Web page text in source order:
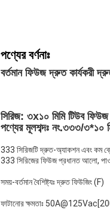
পণ্যের বর্ণনাঃ
বর্তমান ফিউজ দ্রুত কার্যকরী
সিরিজ: ৩x১০ মিমি টিউব ফিউজ
পণ্যের মূলশব্দঃ নং.৩৩৩/৩*১০
333 সিরিজটি দ্রুত-অ্যাকশন এবং কম
333 সিরিজের ফিউজ প্রধানত আলো,
সময়-বর্তমান বৈশিষ্ট্যঃ দ্রুত ফিউজিং (F)
ফাটানোর ক্ষমতাঃ